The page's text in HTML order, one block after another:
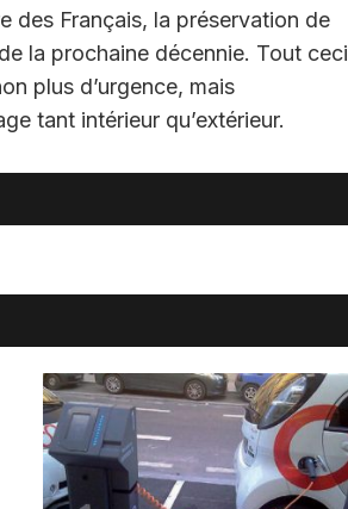
des Français, la préservation de
la prochaine décennie. Tout ceci
plus d’urgence, mais
tant intérieur qu’extérieur.